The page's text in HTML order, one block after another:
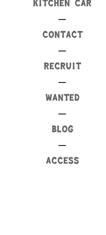
KITCHEN CAR
CONTACT
RECRUIT
WANTED
BLOG
ACCESS